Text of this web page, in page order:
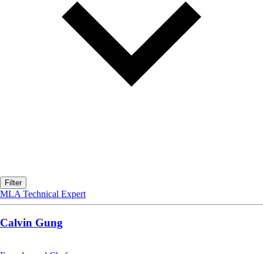
Filter
MLA Technical Expert
Calvin Gung